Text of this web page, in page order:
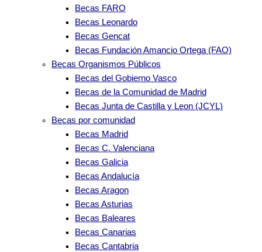
Becas FARO
Becas Leonardo
Becas Gencat
Becas Fundación Amancio Ortega (FAO)
Becas Organismos Públicos
Becas del Gobierno Vasco
Becas de la Comunidad de Madrid
Becas Junta de Castilla y Leon (JCYL)
Becas por comunidad
Becas Madrid
Becas C. Valenciana
Becas Galicia
Becas Andalucía
Becas Aragon
Becas Asturias
Becas Baleares
Becas Canarias
Becas Cantabria